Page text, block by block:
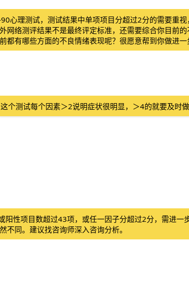
心理测试，测试结果中单项项目分超过2分的需要重视
网络测评结果不是最终评定标准，还需要综合你目前
都有哪些方面的不良情绪表现呢？很愿意帮到你做进一
这个测试每个因素＞2说明症状很明显，＞4的就要及时
阳性项目数超过43项，或任一因子分超过2分，需进一
不同。建议找咨询师深入咨询分析。